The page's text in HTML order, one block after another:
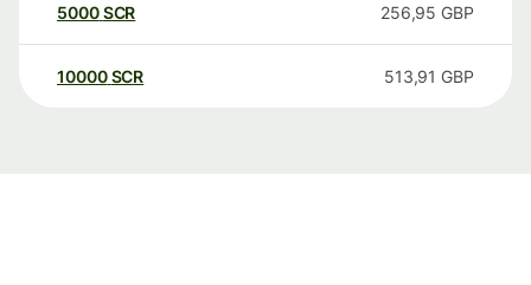
5000SCR 256,95 GBP
10000 SCR 513,91 GBP